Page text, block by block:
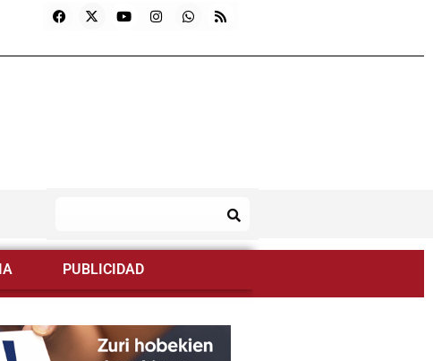
PUBLICIDAD